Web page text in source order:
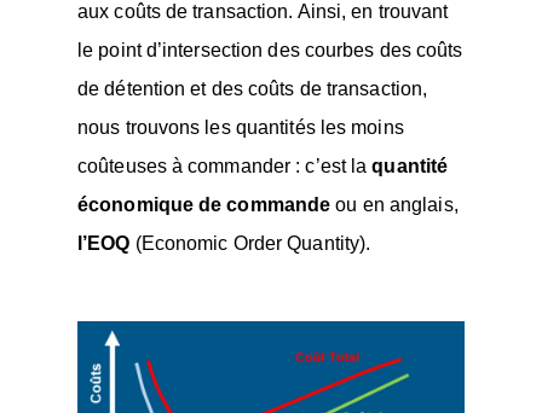
aux coûts de transaction. Ainsi, en trouvant
le point d’intersection des courbes des coûts
de détention et des coûts de transaction,
nous trouvons les quantités les moins
coûteuses à commander : c’est laquantité
économique de commande ou en anglais,
l’EOQ (Economic Order Quantity).